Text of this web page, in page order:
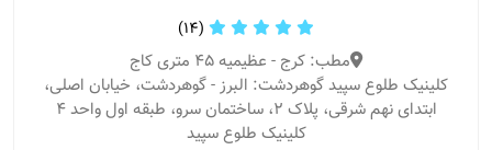
(14)
مطب: کرج - عظیمیه 45 متری کاج
کلینیک طلوع سپید گوهردشت: البرز - گوهردشت، خیابان اصلی،
ابتدای نهم شرقی، پلاک ۲، ساختمان سرو، طبقه اول واحد ۴
کلینیک طلوع سپید